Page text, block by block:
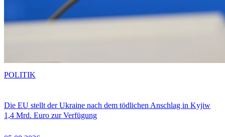
Die EU stellt der Ukraine nach dem tödlichen Anschlag in Kyjiw
1,4 Mrd. Euro zur Verfügung
POLITIK